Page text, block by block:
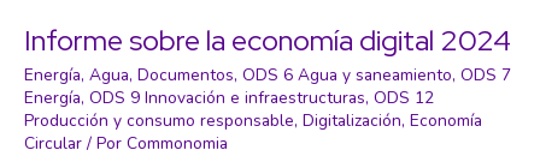
común
Informe sobre la economía digital 2024
Energía, Agua, Documentos, ODS 6 Agua y saneamiento, ODS 7
Energía, ODS 9 Innovación e infraestructuras, ODS 12
Producción y consumo responsable, Digitalización, Economía
Circular / Por Commonomia